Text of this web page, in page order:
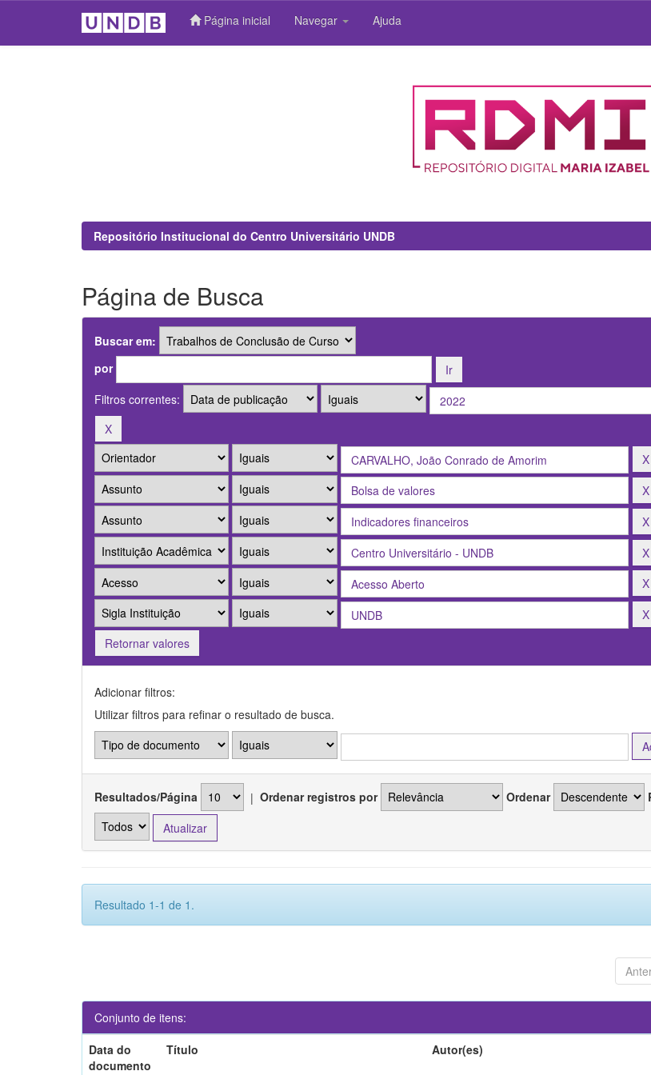
Página inicial Navegar Ajuda
Repositório Institucional do Centro Universitário UNDB
Página de Busca
Buscar em:
por
Filtros correntes:
Retornar valores
Adicionar filtros:
Utilizar filtros para refinar o resultado de busca.
Resultados/Página | Ordenar registros por Ordenar
Resultado 1-1 de 1.
Conjunto de itens:
Data do
documento
Título Autor(es)